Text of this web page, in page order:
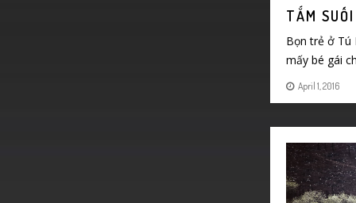
TẮM SUỐI
Bọn trẻ ở Tú
mấy bé gái
April 1, 2016